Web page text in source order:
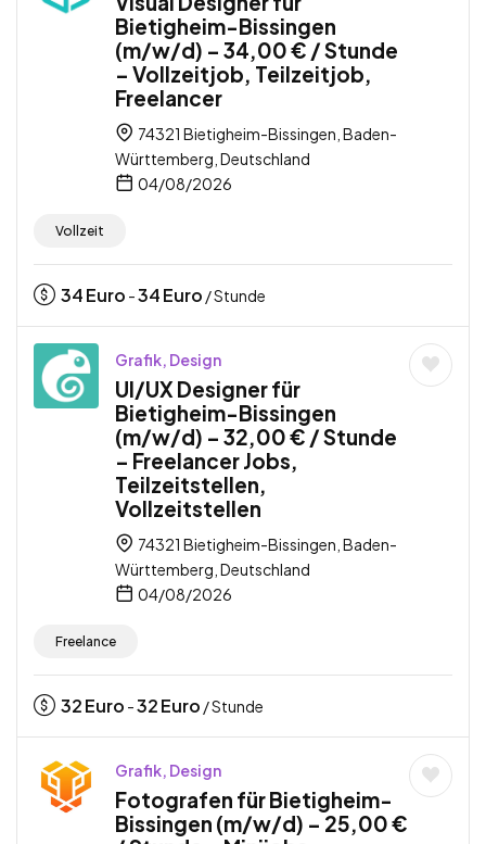
Bietigheim-Bissingen
(m/w/d) – 34,00 € / Stunde
– Vollzeitjob, Teilzeitjob,
Freelancer
74321 Bietigheim-Bissingen, Baden-
Württemberg, Deutschland
04/08/2026
Vollzeit
34Euro -34Euro / Stunde
Grafik, Design
UI/UX Designer für
Bietigheim-Bissingen
(m/w/d) – 32,00 € / Stunde
– Freelancer Jobs,
Teilzeitstellen,
Vollzeitstellen
74321 Bietigheim-Bissingen, Baden-
Württemberg, Deutschland
04/08/2026
Freelance
32Euro -32Euro / Stunde
Grafik, Design
Fotografen für Bietigheim-
Bissingen (m/w/d) – 25,00 €